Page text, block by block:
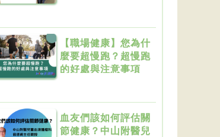
【職場健康】您為什
麼要超慢跑？超慢跑
的好處與注意事項
血友們該如何評估關
節健康？中山附醫兒